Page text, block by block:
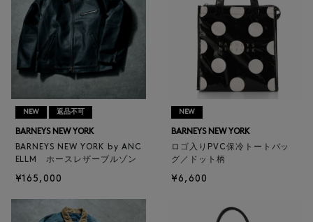
NEW 返品不可
BARNEYS NEW YORK
BARNEYS NEW YORK by ANC
ELLM ホースレザーブルゾン
¥165,000
NEW
BARNEYS NEW YORK
ロゴ入りPVC保冷トートバッ
グ／ドット柄
¥6,600